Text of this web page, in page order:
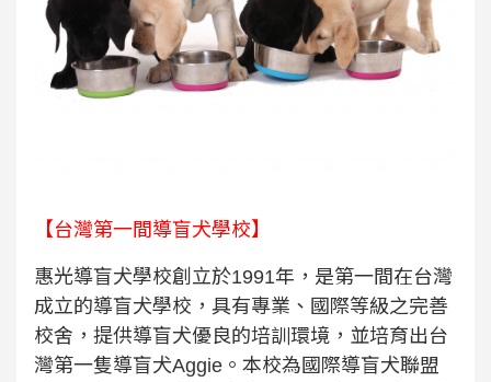
【台灣第一間導盲犬學校】
惠光導盲犬學校創立於1991年，是第一間在台灣
成立的導盲犬學校，具有專業、國際等級之完善
校舍，提供導盲犬優良的培訓環境，並培育出台
灣第一隻導盲犬Aggie 。本校為國際導盲犬聯盟